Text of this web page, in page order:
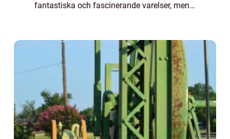
fantastiska och fascinerande varelser, men